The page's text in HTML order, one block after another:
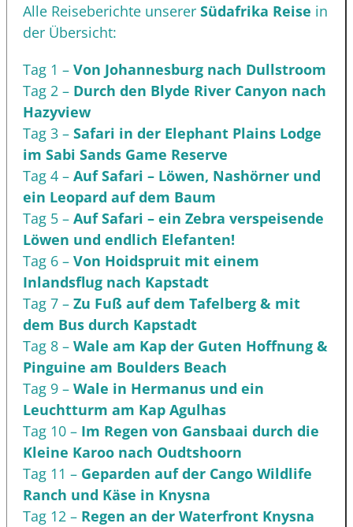
Alle Reiseberichte unserer Südafrika Reise in
der Übersicht:
Tag 1 – Von Johannesburg nach Dullstroom
Tag 2 – Durch den Blyde River Canyon nach
Hazyview
Tag 3 – Safari in der Elephant Plains Lodge
im Sabi Sands Game Reserve
Tag 4 – Auf Safari – Löwen, Nashörner und
ein Leopard auf dem Baum
Tag 5 – Auf Safari – ein Zebra verspeisende
Löwen und endlich Elefanten!
Tag 6 – Von Hoidspruit mit einem
Inlandsflug nach Kapstadt
Tag 7 – Zu Fuß auf dem Tafelberg & mit
dem Bus durch Kapstadt
Tag 8 – Wale am Kap der Guten Hoffnung &
Pinguine am Boulders Beach
Tag 9 – Wale in Hermanus und ein
Leuchtturm am Kap Agulhas
Tag 10 – Im Regen von Gansbaai durch die
Kleine Karoo nach Oudtshoorn
Tag 11 – Geparden auf der Cango Wildlife
Ranch und Käse in Knysna
Tag 12 – Regen an der Waterfront Knysna